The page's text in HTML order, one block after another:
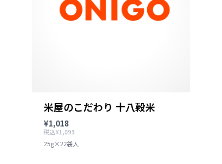
米屋のこだわり 十八穀米
¥1,018
税込¥1,099
25g×22袋入